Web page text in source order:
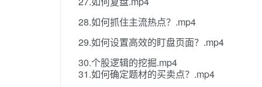
28.如何抓住主流热点？.mp4
29.如何设置高效的盯盘页面？.mp4
30.个股逻辑的挖掘.mp4
31.如何确定题材的买卖点？.mp4